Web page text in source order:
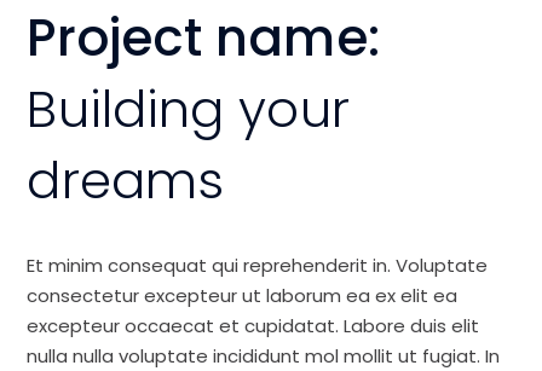
Project name:
Building your
dreams
Et minim consequat qui reprehenderit in. Voluptate
consectetur excepteur ut laborum ea ex elit ea
excepteur occaecat et cupidatat. Labore duis elit
nulla nulla voluptate incididunt mol mollit ut fugiat. In